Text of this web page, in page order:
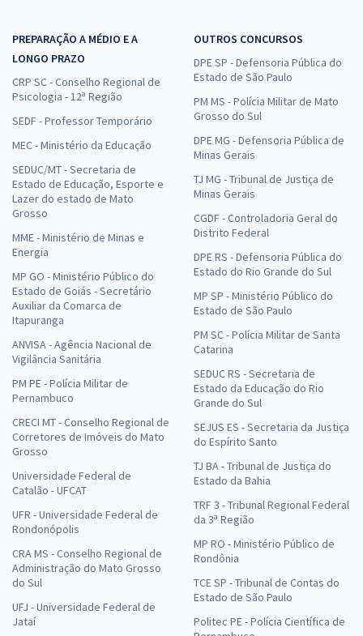
PREPARAÇÃO A MÉDIO E A
LONGO PRAZO
CRP SC - Conselho Regional de
Psicologia - 12ª Região
SEDF - Professor Temporário
MEC - Ministério da Educação
SEDUC/MT - Secretaria de
Estado de Educação, Esporte e
Lazer do estado de Mato
Grosso
MME - Ministério de Minas e
Energia
MP GO - Ministério Público do
Estado de Goiás - Secretário
Auxiliar da Comarca de
Itapuranga
ANVISA - Agência Nacional de
Vigilância Sanitária
PM PE - Polícia Militar de
Pernambuco
CRECI MT - Conselho Regional de
Corretores de Imóveis do Mato
Grosso
Universidade Federal de
Catalão - UFCAT
UFR - Universidade Federal de
Rondonópolis
CRA MS - Conselho Regional de
Administração do Mato Grosso
do Sul
UFJ - Universidade Federal de
Jataí
OUTROS CONCURSOS
DPE SP - Defensoria Pública do
Estado de São Paulo
PM MS - Polícia Militar de Mato
Grosso do Sul
DPE MG - Defensoria Pública de
Minas Gerais
TJ MG - Tribunal de Justiça de
Minas Gerais
CGDF - Controladoria Geral do
Distrito Federal
DPE RS - Defensoria Pública do
Estado do Rio Grande do Sul
MP SP - Ministério Público do
Estado de São Paulo
PM SC - Polícia Militar de Santa
Catarina
SEDUC RS - Secretaria de
Estado da Educação do Rio
Grande do Sul
SEJUS ES - Secretaria da Justiça
do Espírito Santo
TJ BA - Tribunal de Justiça do
Estado da Bahia
TRF 3 - Tribunal Regional Federal
da 3ª Região
MP RO - Ministério Público de
Rondônia
TCE SP - Tribunal de Contas do
Estado de São Paulo
Politec PE - Polícia Científica de